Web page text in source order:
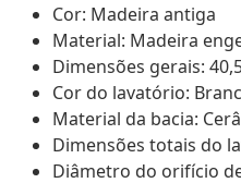
Cor: Madeira antiga
Material: Madeira
Dimensões gerais:
Cor do lavatório:
Material da bacia:
Dimensões totais do
Diâmetro do orifício